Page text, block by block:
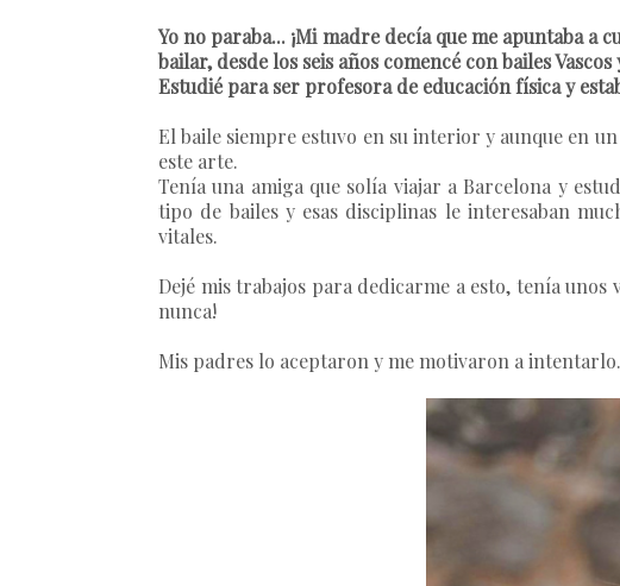
Yo no paraba... ¡Mi madre decía que me apuntaba a
bailar, desde los seis años comencé con bailes
Estudié para ser profesora de educación física y
El baile siempre estuvo en su interior y aunque en
este arte.
Tenía una amiga que solía viajar a Barcelona y
tipo de bailes y esas disciplinas le interesaban
vitales.
Dejé mis trabajos para dedicarme a esto, tenía
nunca!
Mis padres lo aceptaron y me motivaron a